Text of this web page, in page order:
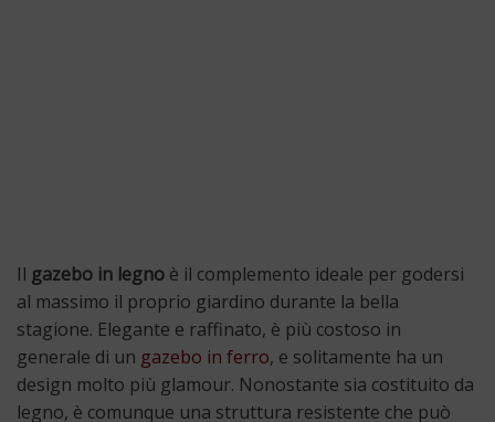
Il gazebo in legno è il complemento ideale per godersi
al massimo il proprio giardino durante la bella
stagione. Elegante e raffinato, è più costoso in
generale di un gazebo in ferro, e solitamente ha un
design molto più glamour. Nonostante sia costituito da
legno, è comunque una struttura resistente che può